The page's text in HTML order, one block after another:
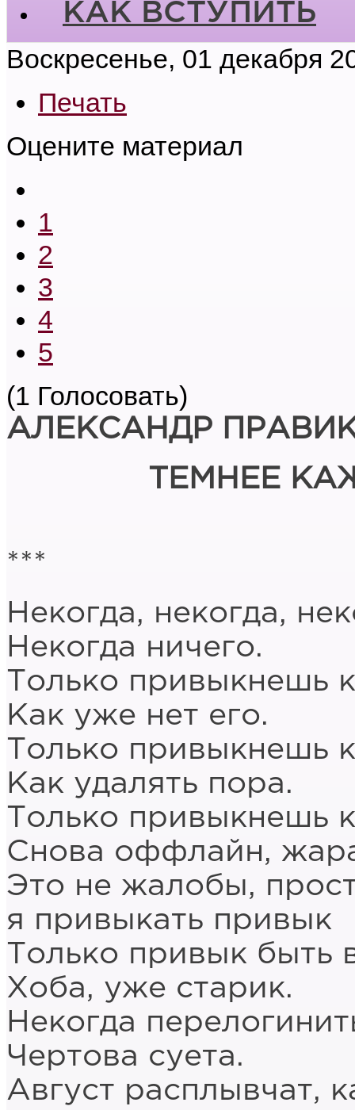
КАК ВСТУПИТЬ
Воскресенье, 01 декабря
Печать
Оцените материал
1
2
3
4
5
(1 Голосовать)
АЛЕКСАНДР
ТЕМНЕЕ
***
Некогда, некогда,
Некогда ничего.
Только привыкнешь
Как уже нет его.
Только привыкнешь
Как удалять пора.
Только привыкнешь
Снова оффлайн,
Это не жалобы,
я привыкать привык
Только привык быть
Хоба, уже старик.
Некогда
Чертова суета.
Август расплывчат,